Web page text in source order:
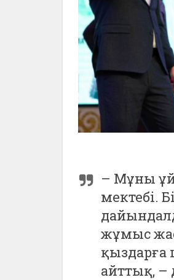
– Мұны
мектебі.
жұмыс
қыздарға
айттық, –